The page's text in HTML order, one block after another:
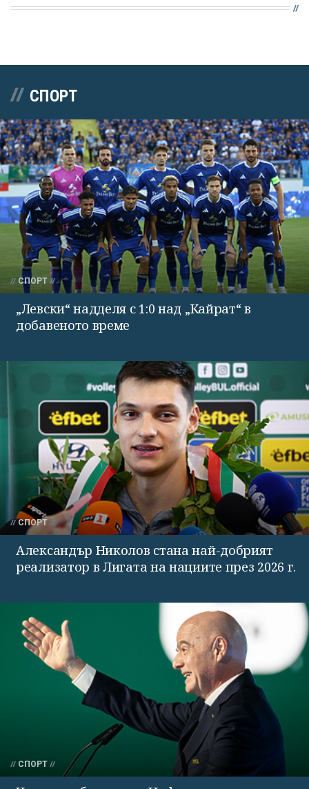
СПОРТ
СПОРТ
„Левски“ надделя с 1:0 над „Кайрат“ в
добавеното време
СПОРТ
Александър Николов стана най-добрият
реализатор в Лигата на нациите през 2026 г.
СПОРТ